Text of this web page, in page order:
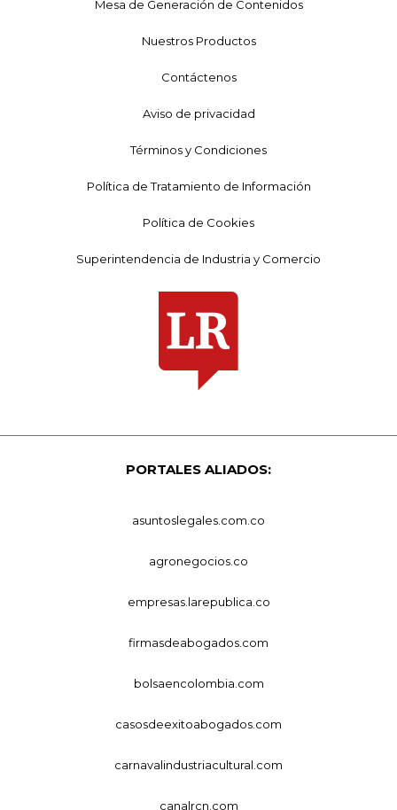
Mesa de Generación de Contenidos
Nuestros Productos
Contáctenos
Aviso de privacidad
Términos y Condiciones
Política de Tratamiento de Información
Política de Cookies
Superintendencia de Industria y Comercio
PORTALES ALIADOS:
asuntoslegales.com.co
agronegocios.co
empresas.larepublica.co
firmasdeabogados.com
bolsaencolombia.com
casosdeexitoabogados.com
carnavalindustriacultural.com
canalrcn.com